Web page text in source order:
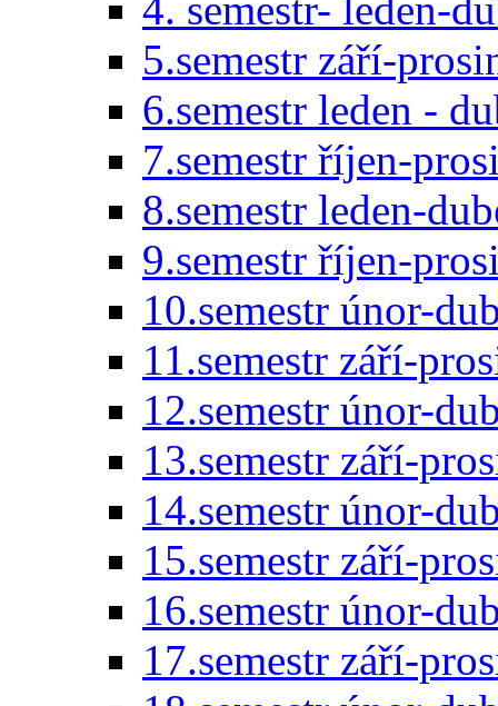
5.semestr září-
6.semestr leden -
7.semestr říjen-
8.semestr leden-
9.semestr říjen-
10.semestr únor-
11.semestr září-
12.semestr únor-
13.semestr září-
14.semestr únor-
15.semestr září-
16.semestr únor-
17.semestr září-